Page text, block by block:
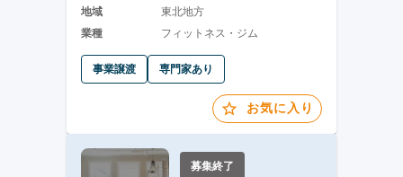
地域
東北地方
業種
フィットネス・ジム
事業譲渡 専門家あり
お気に入り
募集終了